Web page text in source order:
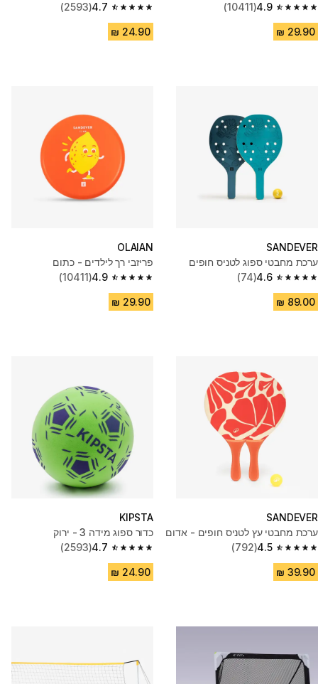
4.9
4.9 out of 5 stars from 10411 reviews
(10411)
4.7
4.7 out of 5 stars from 2593 reviews
(2593)
SANDEVER
ערכת מחבטי ספוג לטניס חופים
4.6
4.6 out of 5 stars from 74 reviews
(74)
OLAIAN
פריזבי רך לילדים - כתום
4.9
4.9 out of 5 stars from 10411 reviews
(10411)
SANDEVER
ערכת מחבטי עץ לטניס חופים - אדום
4.5
4.5 out of 5 stars from 792 reviews
(792)
KIPSTA
כדור ספוג מידה 3 - ירוק
4.7
4.7 out of 5 stars from 2593 reviews
(2593)